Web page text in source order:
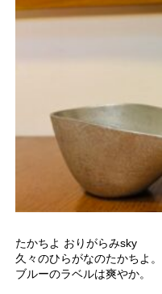
たかちよ おりがらみsky
久々のひらがなのたかちよ。
ブルーのラベルは爽やか。